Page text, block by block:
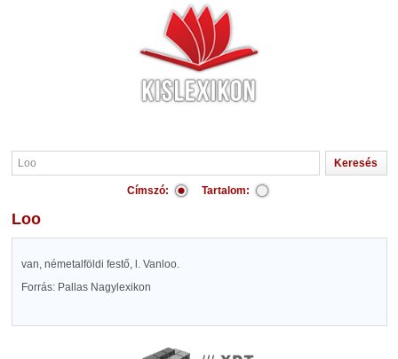
Címszó: Tartalom:
Loo
van, németalföldi festő, l. Vanloo.
Forrás: Pallas Nagylexikon